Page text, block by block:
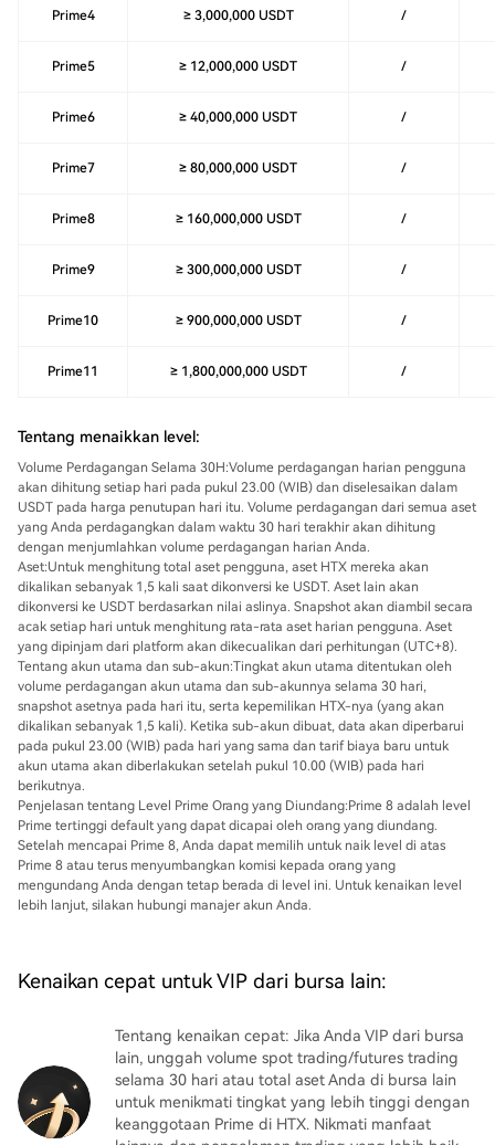
Prime4 ≥ 3,000,000 USDT /
Prime5 ≥ 12,000,000 USDT /
Prime6 ≥ 40,000,000 USDT /
Prime7 ≥ 80,000,000 USDT /
Prime8 ≥ 160,000,000 USDT /
Prime9 ≥ 300,000,000 USDT /
Prime10 ≥ 900,000,000 USDT /
Prime11 ≥ 1,800,000,000 USDT /
Tentang menaikkan level:
Volume Perdagangan Selama 30H:Volume perdagangan harian pengguna
akan dihitung setiap hari pada pukul 23.00 (WIB) dan diselesaikan dalam
USDT pada harga penutupan hari itu. Volume perdagangan dari semua aset
yang Anda perdagangkan dalam waktu 30 hari terakhir akan dihitung
dengan menjumlahkan volume perdagangan harian Anda.
Aset:Untuk menghitung total aset pengguna, aset HTX mereka akan
dikalikan sebanyak 1,5 kali saat dikonversi ke USDT. Aset lain akan
dikonversi ke USDT berdasarkan nilai aslinya. Snapshot akan diambil secara
acak setiap hari untuk menghitung rata-rata aset harian pengguna. Aset
yang dipinjam dari platform akan dikecualikan dari perhitungan (UTC+8).
Tentang akun utama dan sub-akun:Tingkat akun utama ditentukan oleh
volume perdagangan akun utama dan sub-akunnya selama 30 hari,
snapshot asetnya pada hari itu, serta kepemilikan HTX-nya (yang akan
dikalikan sebanyak 1,5 kali). Ketika sub-akun dibuat, data akan diperbarui
pada pukul 23.00 (WIB) pada hari yang sama dan tarif biaya baru untuk
akun utama akan diberlakukan setelah pukul 10.00 (WIB) pada hari
berikutnya.
Penjelasan tentang Level Prime Orang yang Diundang:Prime 8 adalah level
Prime tertinggi default yang dapat dicapai oleh orang yang diundang.
Setelah mencapai Prime 8, Anda dapat memilih untuk naik level di atas
Prime 8 atau terus menyumbangkan komisi kepada orang yang
mengundang Anda dengan tetap berada di level ini. Untuk kenaikan level
lebih lanjut, silakan hubungi manajer akun Anda.
Kenaikan cepat untuk VIP dari bursa lain:
Tentang kenaikan cepat: Jika Anda VIP dari bursa
lain, unggah volume spot trading/futures trading
selama 30 hari atau total aset Anda di bursa lain
untuk menikmati tingkat yang lebih tinggi dengan
keanggotaan Prime di HTX. Nikmati manfaat